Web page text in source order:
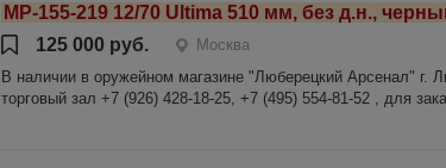
МР-155-219 12/70 Ultima 510 мм, без д.н.,
125 000 руб.
Москва
В наличии в оружейном магазине "Люберецкий Арсенал" г.
торговый зал +7 (926) 428-18-25, +7 (495) 554-81-52 , для